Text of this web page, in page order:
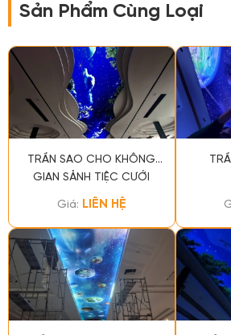
Sản Phẩm Cùng Loại
TRẦN SAO CHO KHÔNG
GIAN SẢNH TIỆC CƯỚI
Giá: LIÊN HỆ